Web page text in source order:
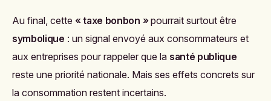
Au final, cette « taxe bonbon »pourrait surtout être
symbolique : un signal envoyé aux consommateurs et
aux entreprises pour rappeler que la santé publique
reste une priorité nationale. Mais ses effets concrets sur
la consommation restent incertains.